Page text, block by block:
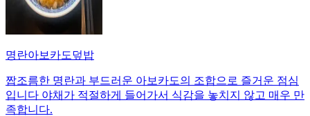
명란아보카도덮밥
짭조름한 명란과 부드러운 아보카도의 조합으로 즐거운 점심
입니다 야채가 적절하게 들어가서 식감을 놓치지 않고 매우 만
족합니다.